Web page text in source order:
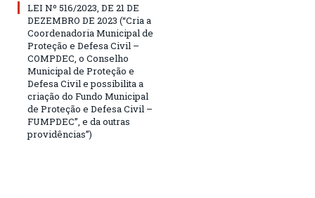
LEI Nº 516/2023, DE 21 DE
DEZEMBRO DE 2023 (“Cria a
Coordenadoria Municipal de
Proteção e Defesa Civil –
COMPDEC, o Conselho
Municipal de Proteção e
Defesa Civil e possibilita a
criação do Fundo Municipal
de Proteção e Defesa Civil –
FUMPDEC”, e da outras
providências”)